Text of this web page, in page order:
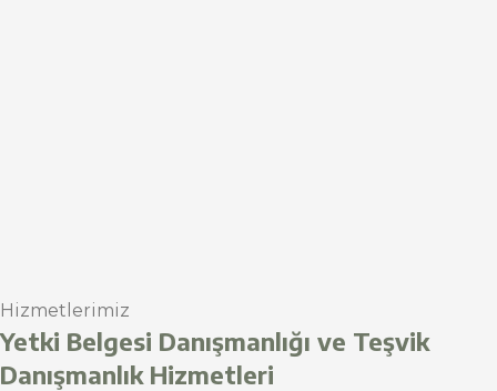
Hizmetlerimiz
Yetki Belgesi Danışmanlığı ve Teşvik
Danışmanlık Hizmetleri